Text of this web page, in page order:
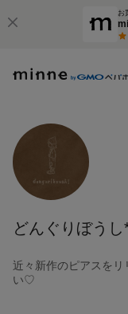
お
どんぐりぼう
近々新作のピアスをリ
い♡